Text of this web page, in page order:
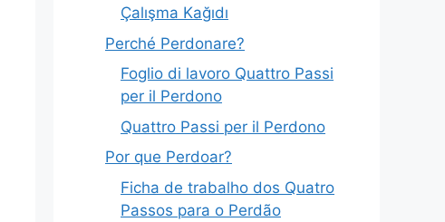
Çalışma Kağıdı
Perché Perdonare?
Foglio di lavoro Quattro Passi
per il Perdono
Quattro Passi per il Perdono
Por que Perdoar?
Ficha de trabalho dos Quatro
Passos para o Perdão